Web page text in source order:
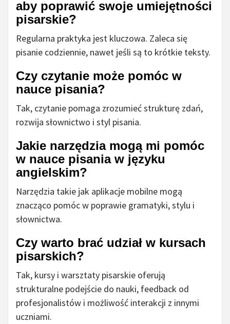
aby poprawić swoje umiejętności
pisarskie?
Regularna praktyka jest kluczowa. Zaleca się
pisanie codziennie, nawet jeśli są to krótkie teksty.
Czy czytanie może pomóc w
nauce pisania?
Tak, czytanie pomaga zrozumieć strukturę zdań,
rozwija słownictwo i styl pisania.
Jakie narzędzia mogą mi pomóc
w nauce pisania w języku
angielskim?
Narzędzia takie jak aplikacje mobilne mogą
znacząco pomóc w poprawie gramatyki, stylu i
słownictwa.
Czy warto brać udział w kursach
pisarskich?
Tak, kursy i warsztaty pisarskie oferują
strukturalne podejście do nauki, feedback od
profesjonalistów i możliwość interakcji z innymi
uczniami.